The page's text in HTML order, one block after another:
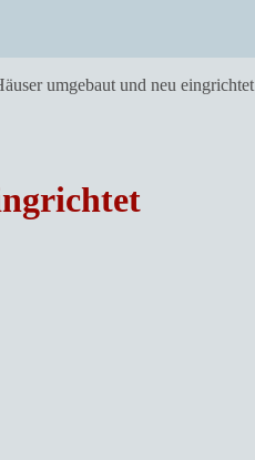
umgebaut und neu eingrichtet